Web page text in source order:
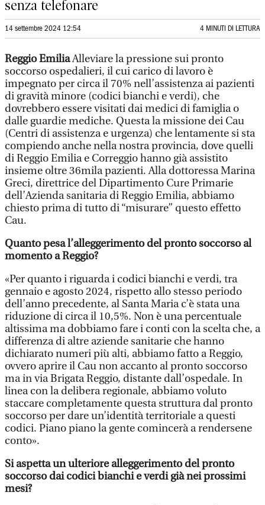
senza telefonare
14 settembre 2024 12:54 4 MINUTI DI LETTURA
Reggio EmiliaAlleviare la pressione sui pronto
soccorso ospedalieri, il cui carico di lavoro è
impegnato per circa il 70% nell’assistenza ai pazienti
di gravità minore (codici bianchi e verdi), che
dovrebbero essere visitati dai medici di famiglia o
dalle guardie mediche. Questa la missione dei Cau
(Centri di assistenza e urgenza) che lentamente si sta
compiendo anche nella nostra provincia, dove quelli
di Reggio Emilia e Correggio hanno già assistito
insieme oltre 36mila pazienti. Alla dottoressa Marina
Greci, direttrice del Dipartimento Cure Primarie
dell’Azienda sanitaria di Reggio Emilia, abbiamo
chiesto prima di tutto di “misurare” questo effetto
Cau.
Quanto pesa l’alleggerimento del pronto soccorso al
momento a Reggio?
«Per quanto i riguarda i codici bianchi e verdi, tra
gennaio e agosto 2024, rispetto allo stesso periodo
dell’anno precedente, al Santa Maria c’è stata una
riduzione di circa il 10,5%. Non è una percentuale
altissima ma dobbiamo fare i conti con la scelta che, a
differenza di altre aziende sanitarie che hanno
dichiarato numeri più alti, abbiamo fatto a Reggio,
ovvero aprire il Cau non accanto al pronto soccorso
ma in via Brigata Reggio, distante dall’ospedale. In
linea con la delibera regionale, abbiamo voluto
staccare completamente questa struttura dal pronto
soccorso per dare un’identità territoriale a questi
codici. Piano piano la gente comincerà a rendersene
conto».
Si aspetta un ulteriore alleggerimento del pronto
soccorso dai codici bianchi e verdi già nei prossimi
mesi?